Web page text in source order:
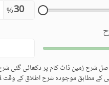
%
اصل شرح زمین ڈاٹ کام پر دکھائی گئی
کے مطابق موجودہ شرح اطلاق کے وقت